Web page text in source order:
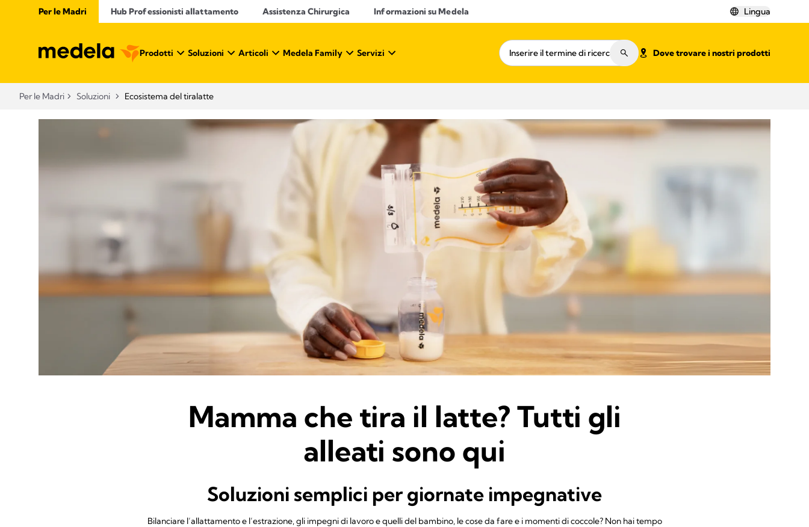
Per le Madri Hub Professionisti allattamento​ Assistenza Chirurgica Informazioni su Medela Lingua
Prodotti Soluzioni Articoli Medela Family Servizi Dove trovare i nostri prodotti
Per le Madri Soluzioni Ecosistema del tiralatte
Mamma che tira il latte? Tutti gli
alleati sono qui
Soluzioni semplici per giornate impegnative
Bilanciare l’allattamento e l’estrazione, gli impegni di lavoro e quelli del bambino, le cose da fare e i momenti di coccole? Non hai tempo